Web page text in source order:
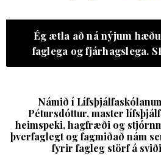
Ég ætla að ná nýjum
faglega og fjárhagslega.
Námið í
Pétursdóttur, master
heimspeki, hagfræði og
þverfaglegt og fagmiðað nám
fyrir fagleg störf á